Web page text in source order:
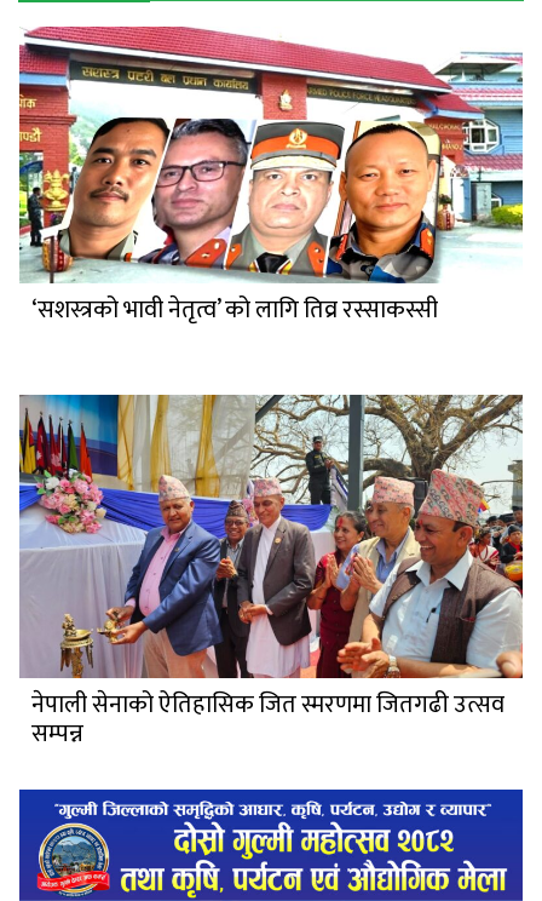
‘सशस्त्रको भावी नेतृत्व’ को लागि तिव्र रस्साकस्सी
नेपाली सेनाको ऐतिहासिक जित स्मरणमा जितगढी उत्सव
सम्पन्न